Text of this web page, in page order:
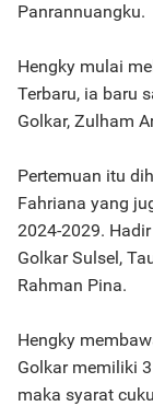
Panrannuangku.
Hengky mulai
Terbaru, ia baru
Golkar, Zulham
Pertemuan itu
Fahriana yang
2024-2029.
Golkar Sulsel,
Rahman Pina.
Hengky
Golkar memiliki
maka syarat